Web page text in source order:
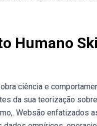
Humano
ciência e
da sua teorização
Websão enfatizados